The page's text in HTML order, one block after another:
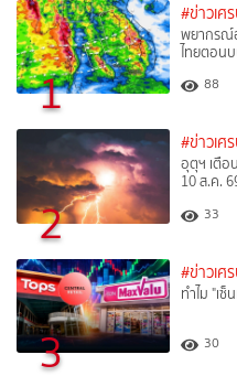
1
#ข่าวเศ
พยากรณ์
ไทยตอน
88
2
#ข่าวเศ
อุตุฯ เตื
10 ส.ค.
33
3
#ข่าวเศ
ทำไม "เ
30